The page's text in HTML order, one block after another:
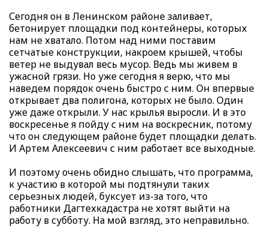
Сегодня он в Ленинском районе заливает,
бетонирует площадки под контейнеры, которых
нам не хватало. Потом над ними поставим
сетчатые конструкции, накроем крышей, чтобы
ветер не выдувал весь мусор. Ведь мы живем в
ужасной грязи. Но уже сегодня я верю, что мы
наведем порядок очень быстро с ним. Он впервые
открывает два полигона, которых не было. Один
уже даже открыли. У нас крылья выросли. И в это
воскресенье я пойду с ним на воскресник, потому
что он следующем районе будет площадки делать.
И Артем Алексеевич с ним работает все выходные.
И поэтому очень обидно слышать, что программа,
к участию в которой мы подтянули таких
серьезных людей, буксует из-за того, что
работники Дагтехкадастра не хотят выйти на
работу в субботу. На мой взгляд, это неправильно.